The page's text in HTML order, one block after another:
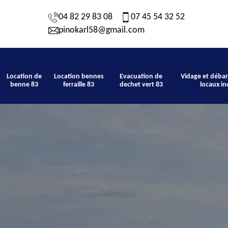
04 82 29 83 08
07 45 54 32 52
pinokarl58@gmail.com
Location de
benne 83
Location bennes
ferraille 83
Evacuation de
dechet vert 83
Vidage et
locaux